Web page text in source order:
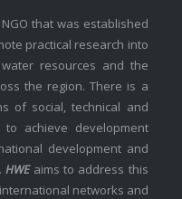
that was established
practical research into
resources and the
the region. There is a
of social, technical and
achieve development
development and
HWEaims to address this
networks and